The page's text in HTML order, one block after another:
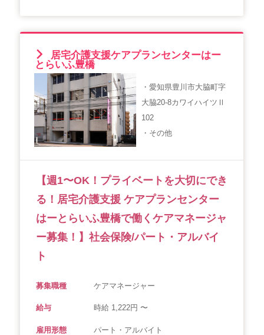
居宅介護支援ケアプランセンターはー
とらいふ豊橋
・愛知県豊川市大脇町字
大脇20-8カワイハイツⅡ
102
・その他
【週1〜OK！プライベートを大切にでき
る！居宅介護支援 ケアプランセンター
はーとらいふ豊橋で働くケアマネージャ
ー募集！】社会保険/パート・アルバイ
ト
募集職種 ケアマネージャー
給与 時給 1,222円 〜
雇用形態 パート・アルバイト